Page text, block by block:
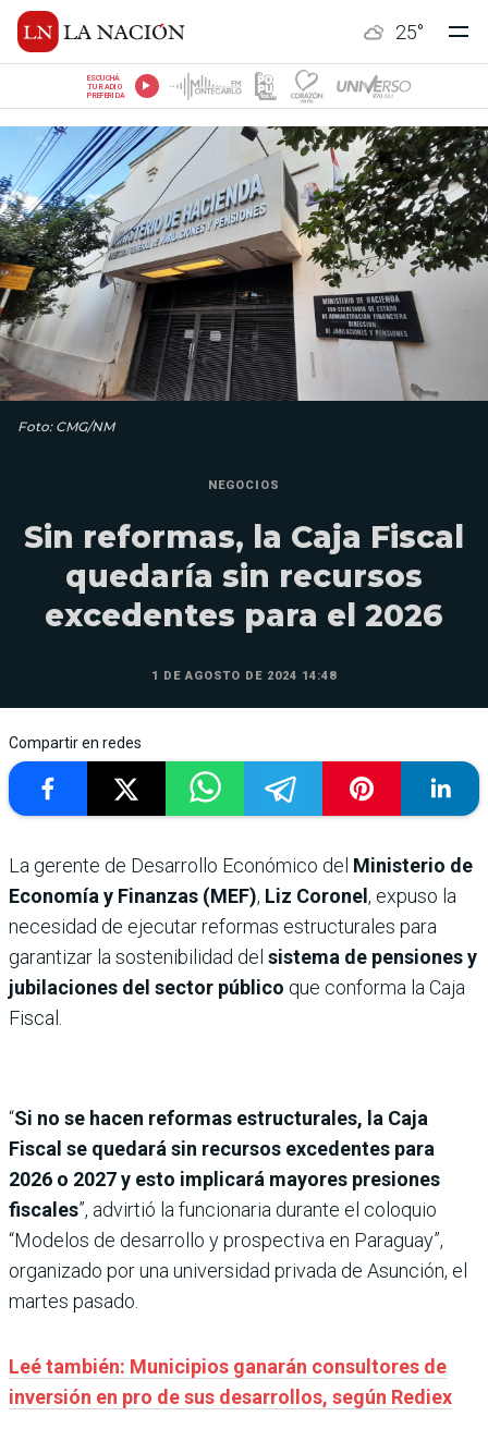
25°
ESCUCHÁ
TU RADIO
PREFERIDA
Foto: CMG/NM
NEGOCIOS
Sin reformas, la Caja Fiscal
quedaría sin recursos
excedentes para el 2026
1 DE AGOSTO DE 2024 14:48
Compartir en redes
La gerente de Desarrollo Económico del Ministerio de
Economía y Finanzas (MEF), Liz Coronel , expuso la
necesidad de ejecutar reformas estructurales para
garantizar la sostenibilidad del sistema de pensiones y
jubilaciones del sector público que conforma la Caja
Fiscal.
“Si no se hacen reformas estructurales, la Caja
Fiscal se quedará sin recursos excedentes para
2026 o 2027 y esto implicará mayores presiones
fiscales”, advirtió la funcionaria durante el coloquio
“Modelos de desarrollo y prospectiva en Paraguay”,
organizado por una universidad privada de Asunción, el
martes pasado.
Leé también: Municipios ganarán consultores de
inversión en pro de sus desarrollos, según Rediex